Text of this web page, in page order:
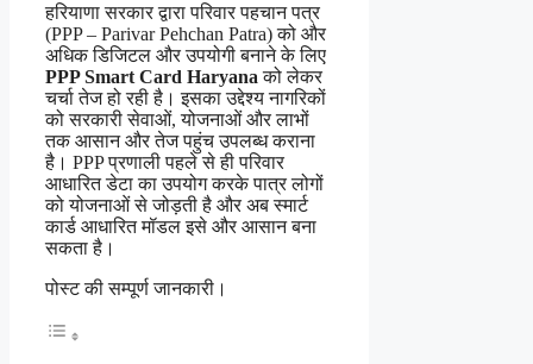
हरियाणा सरकार द्वारा परिवार पहचान पत्र
(PPP – Parivar Pehchan Patra) को और
अधिक डिजिटल और उपयोगी बनाने के लिए
PPP Smart Card Haryana को लेकर
चर्चा तेज हो रही है। इसका उद्देश्य नागरिकों
को सरकारी सेवाओं, योजनाओं और लाभों
तक आसान और तेज पहुंच उपलब्ध कराना
है। PPP प्रणाली पहले से ही परिवार
आधारित डेटा का उपयोग करके पात्र लोगों
को योजनाओं से जोड़ती है और अब स्मार्ट
कार्ड आधारित मॉडल इसे और आसान बना
सकता है।
पोस्ट की सम्पूर्ण जानकारी।